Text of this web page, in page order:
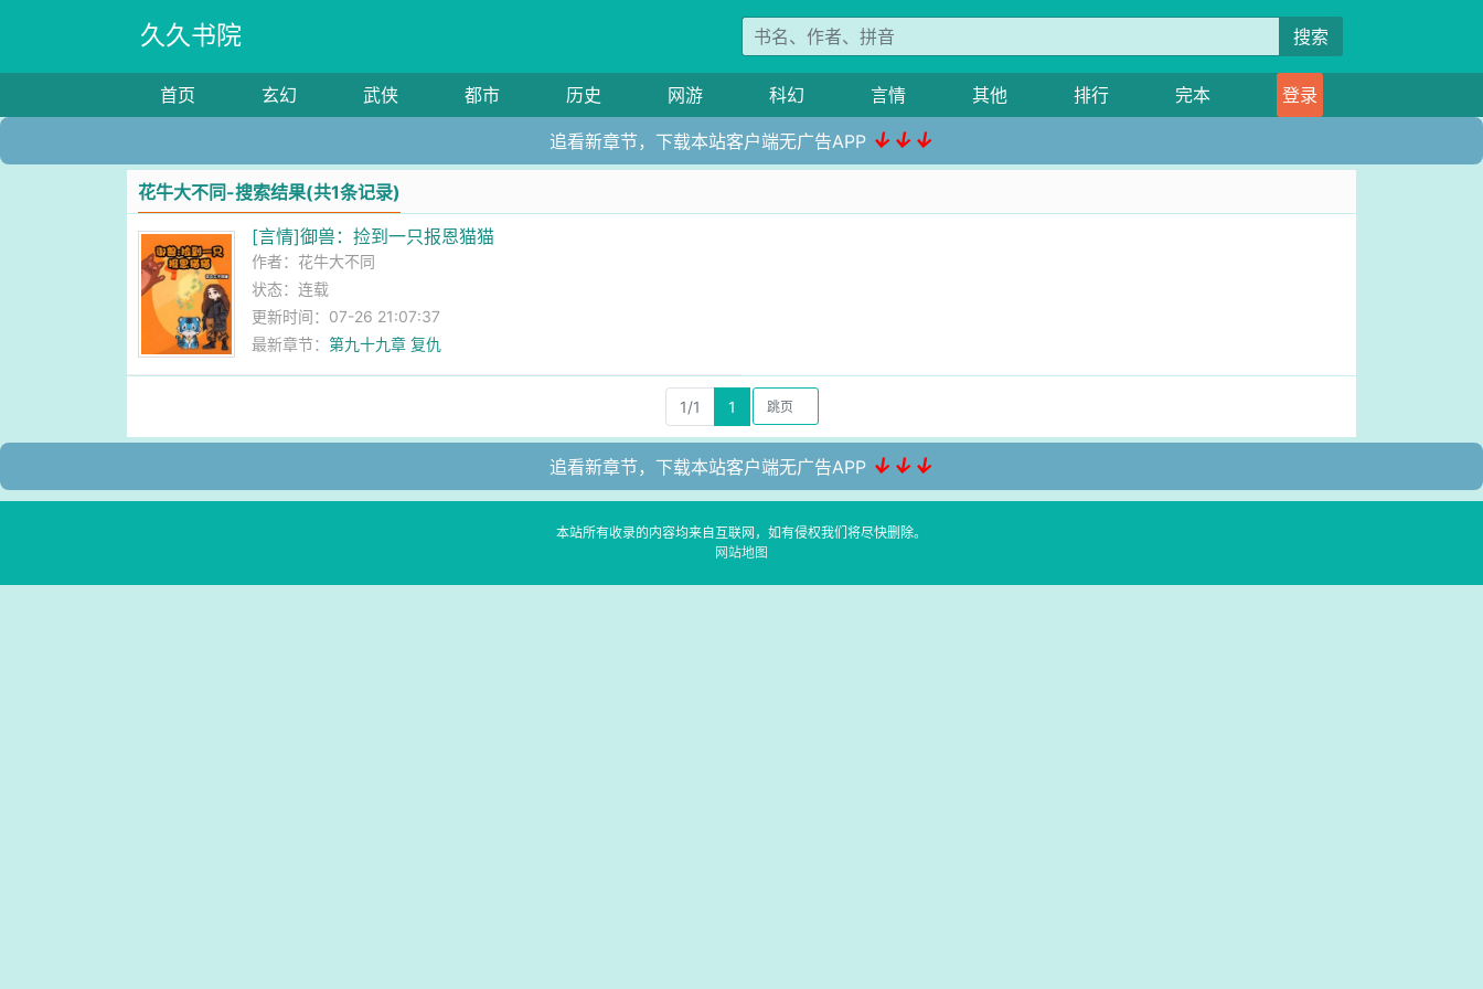
久久书院 搜索
首页 玄幻 武侠 都市 历史 网游 科幻 言情 其他 排行 完本 登录
追看新章节，下载本站客户端无广告APP ↓↓↓
花牛大不同-搜索结果(共1条记录)
[言情]御兽：捡到一只报恩猫猫
作者： 花牛大不同
状态：连载
更新时间：07-26 21:07:37
最新章节：第九十九章 复仇
1/1 1
追看新章节，下载本站客户端无广告APP ↓↓↓
本站所有收录的内容均来自互联网，如有侵权我们将尽快删除。
网站地图